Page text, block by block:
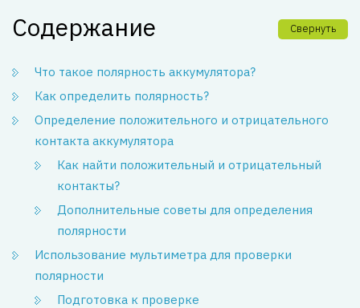
Содержание Свернуть
Что такое полярность аккумулятора?
Как определить полярность?
Определение положительного и отрицательного
контакта аккумулятора
Как найти положительный и отрицательный
контакты?
Дополнительные советы для определения
полярности
Использование мультиметра для проверки
полярности
Подготовка к проверке